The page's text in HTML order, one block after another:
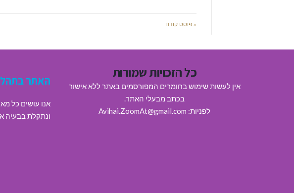
« פוסט קודם
כל הזכויות שמורות
אין לעשות שימוש בחומרים המפורסמים באתר ללא אישור
בכתב מבעלי האתר.
לפניות: Avihai.ZoomAt@gmail.com
האתר
אנו עושים כל
ונתקלת בבעיה